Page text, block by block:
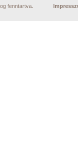
fenntartva.